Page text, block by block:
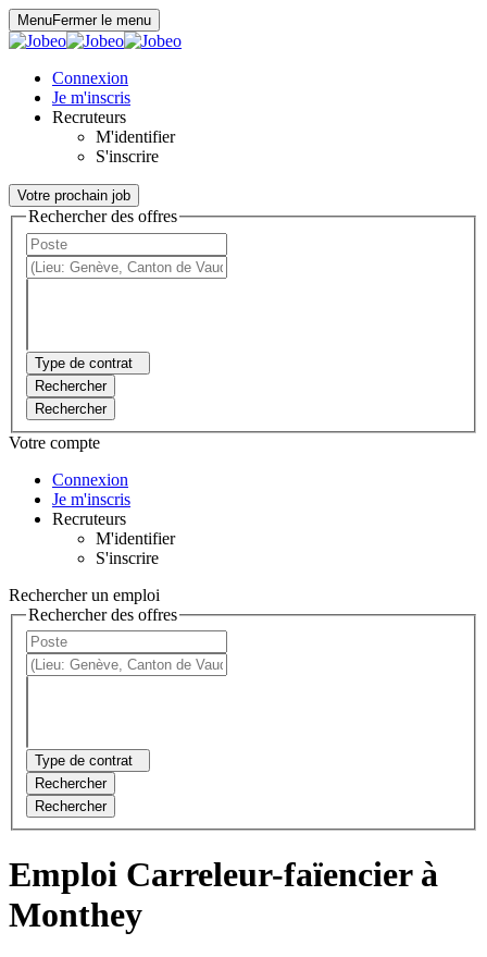
MenuFermer le menu
Connexion
Je m'inscris
Recruteurs
M'identifier
S'inscrire
Votre prochain job
Rechercher des offres
Type de contrat
Rechercher
Rechercher
Votre compte
Connexion
Je m'inscris
Recruteurs
M'identifier
S'inscrire
Rechercher un emploi
Rechercher des offres
Type de contrat
Rechercher
Rechercher
Emploi Carreleur-faïencier à
Monthey
Panneau de gestion des cookies